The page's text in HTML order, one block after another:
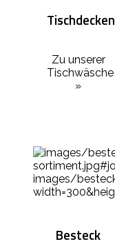
Tischdecken
Zu unserer
Tischwäsche
»
Besteck